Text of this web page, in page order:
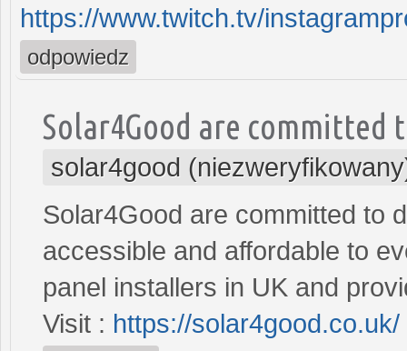
https://www.twitch.tv/
odpowiedz
Solar4Good are committed
solar4good
Solar4Good are committed to
accessible and affordable to
panel installers in UK and
Visit : https://solar4good.co.uk/